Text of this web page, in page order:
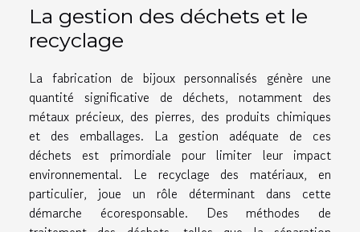
La gestion des déchets et le
recyclage
La fabrication de bijoux personnalisés génère une
quantité significative de déchets, notamment des
métaux précieux, des pierres, des produits chimiques
et des emballages. La gestion adéquate de ces
déchets est primordiale pour limiter leur impact
environnemental. Le recyclage des matériaux, en
particulier, joue un rôle déterminant dans cette
démarche écoresponsable. Des méthodes de